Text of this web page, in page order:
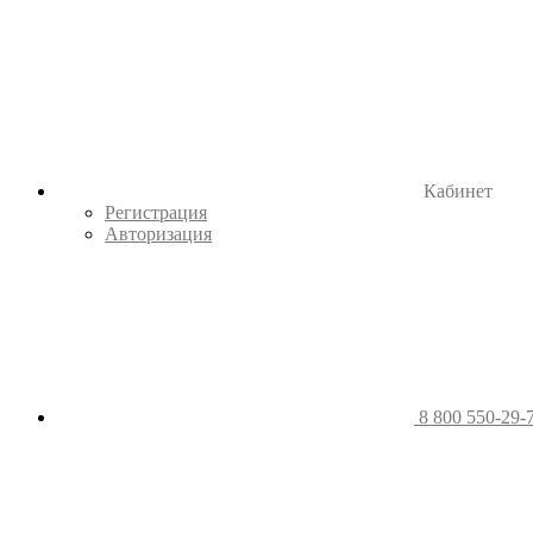
Кабинет
Регистрация
Авторизация
8 800 550-29-